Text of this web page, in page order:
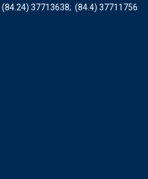
(84.24) 37713638; (84.4) 37711756